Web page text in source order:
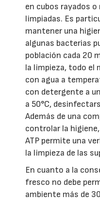
en cubos rayados
limpiadas. Es
mantener una
algunas bacterias
población cada 20
la limpieza, todo el
con agua a
con detergente a
a 50°C,
Además de una
controlar la
ATP permite una
la limpieza de las
En cuanto a la
fresco no debe
ambiente más de